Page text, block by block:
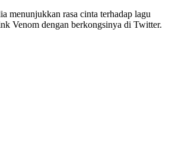
menunjukkan rasa cinta terhadap lagu
Venom dengan berkongsinya di Twitter.